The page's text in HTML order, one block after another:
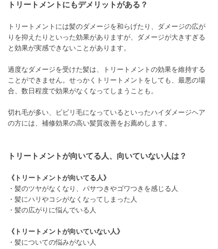
トリートメントにもデメリットがある？
トリートメントには髪のダメージを和らげたり、ダメージの広が
りを抑えたりといった効果がありますが、ダメージが大きすぎる
と効果が実感できないことがあります。
過度なダメージを受けた髪は、トリートメントの効果を維持する
ことができません。せっかくトリートメントをしても、最悪の場
合、数日程度で効果がなくなってしまうことも。
切れ毛が多い、ビビリ毛になっているといったハイダメージヘア
の方には、補修効果の高い髪質改善をお薦めします。
トリートメントが向いてる人、向いていない人は？
《トリートメントが向いてる人》
・髪のツヤがなくなり、パサつきやゴワつきを感じる人
・髪にハリやコシがなくなってしまった人
・髪の広がりに悩んでいる人
《トリートメントが向いていない人》
・髪についての悩みがない人